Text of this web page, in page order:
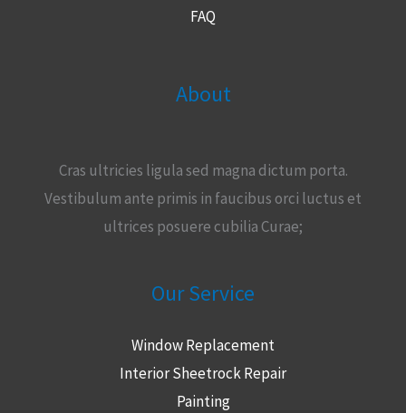
FAQ
About
Cras ultricies ligula sed magna dictum porta.
Vestibulum ante primis in faucibus orci luctus et
ultrices posuere cubilia Curae;
Our Service
Window Replacement
Interior Sheetrock Repair
Painting